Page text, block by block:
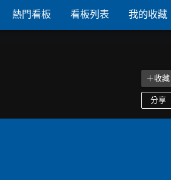
熱門看板 看板列表 我的收藏
＋收藏
分享